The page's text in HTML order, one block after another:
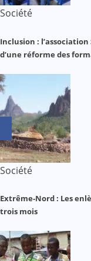
Société
Inclusion :
d’une réforme des
Société
Extrême-Nord : Les
trois mois